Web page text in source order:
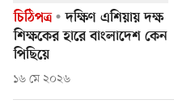
চিঠিপত্র
দক্ষিণ এশিয়ায় দক্ষ
শিক্ষকের হারে বাংলাদেশ কেন
পিছিয়ে
১৬ মে ২০২৬